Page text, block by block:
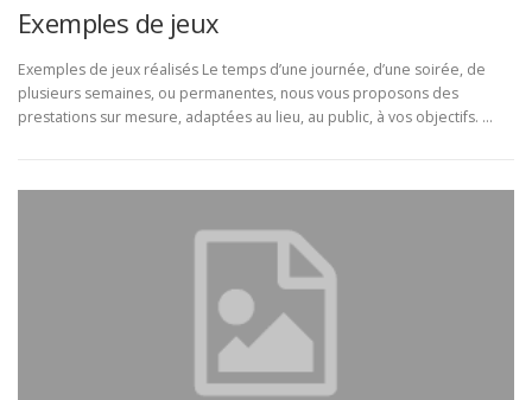
Exemples de jeux
Exemples de jeux réalisés Le temps d’une journée, d’une soirée, de
plusieurs semaines, ou permanentes, nous vous proposons des
prestations sur mesure, adaptées au lieu, au public, à vos objectifs. …